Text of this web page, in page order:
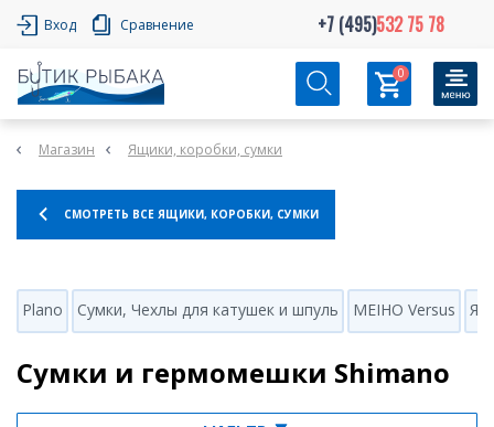
Вход Сравнение +7 (495)532 75 78
0
Магазин Ящики, коробки, сумки
СМОТРЕТЬ ВСЕ ЯЩИКИ, КОРОБКИ, СУМКИ
Plano Сумки, Чехлы для катушек и шпуль MEIHO Versus
Сумки и гермомешки Shimano